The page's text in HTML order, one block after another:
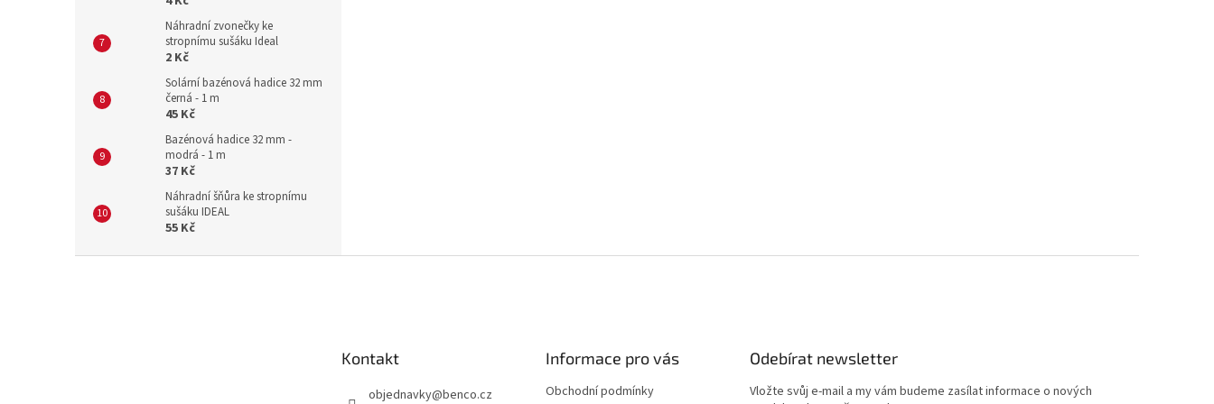
Náhradní zvonečky ke
stropnímu sušáku Ideal
2 Kč
Solární bazénová hadice 32 mm
černá - 1 m
45 Kč
Bazénová hadice 32 mm -
modrá - 1 m
37 Kč
Náhradní šňůra ke stropnímu
sušáku IDEAL
55 Kč
Kontakt
objednavky@benco.cz
Informace pro vás
Obchodní podmínky
Odebírat newsletter
Vložte svůj e-mail a my vám budeme zasílat informace o nových